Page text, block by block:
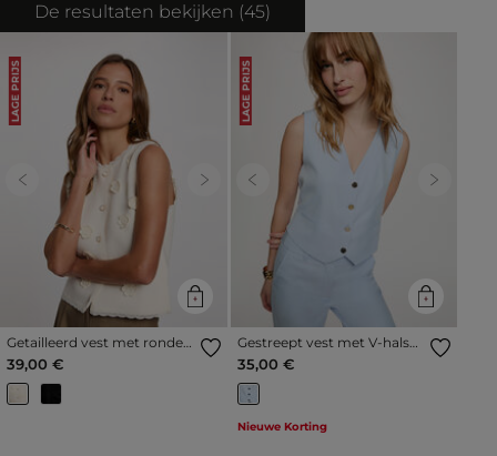
De resultaten bekijken (45)
LAGE PRIJS
Previous Next
Getailleerd vest met ronde
hals ivoor vrouw
39,00 €
LAGE PRIJS
Previous Next
Gestreept vest met V-hals
hemelsblauw vrouw
35,00 €
Nieuwe Korting